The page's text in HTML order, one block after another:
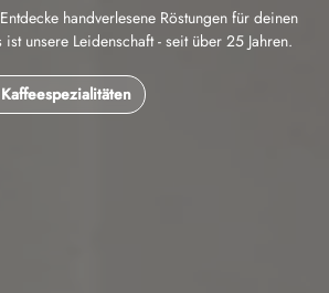
handverlesene Röstungen für deinen
unsere Leidenschaft - seit über 25 Jahren.